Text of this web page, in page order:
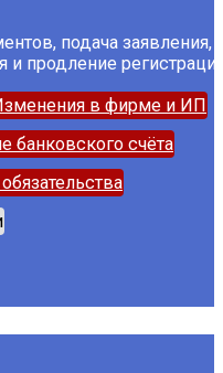
подача заявления,
и продление
в фирме и ИП
банковского счёта